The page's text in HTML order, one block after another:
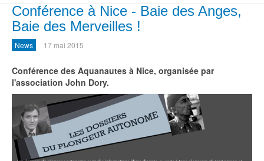
Conférence à Nice - Baie des Anges,
Baie des Merveilles !
News 17 mai 2015
Conférence des Aquanautes à Nice, organisée par
l'association John Dory.